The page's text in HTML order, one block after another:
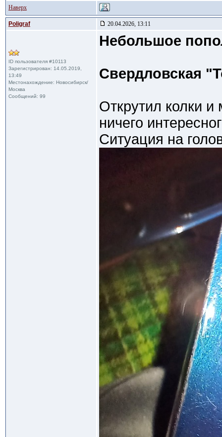
Наверх
Poligraf 20.04.2026, 13:11
ID пользователя #10113
Зарегистрирован: 14.05.2019,
13:49
Местонахождение: Новосибирск/
Москва
Сообщений: 99
Небольшое
Свердловская
Открутил колки
ничего
Ситуация на